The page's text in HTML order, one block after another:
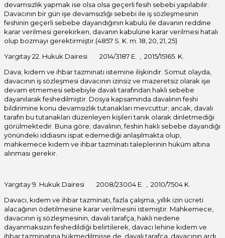
devamsızlık yapmak ise olsa olsa geçerli fesih sebebi yapılabilir.
Davacının bir gün işe devamsızlığı sebebi ile iş sözleşmesinin
feshinin geçerli sebebe dayandığının kabulü ile davanın reddine
karar verilmesi gerekirken, davanın kabulüne karar verilmesi hatalı
olup bozmayı gerektirmiştir.(4857 S. K. m. 18, 20, 21, 25)
Yargıtay 22. Hukuk Dairesi 2014/3187 E. , 2015/15165 K.
Dava; kıdem ve ihbar tazminatı istemine ilişkindir. Somut olayda,
davacının iş sözleşmesi davacının izinsiz ve mazeretsiz olarak işe
devam etmemesi sebebiyle davalı tarafından haklı sebebe
dayanılarak feshedilmiştir. Dosya kapsamında davalının feshi
bildirimine konu devamsızlık tutanakları mevcuttur; ancak, davalı
tarafın bu tutanakları düzenleyen kişileri tanık olarak dinletmediği
görülmektedir. Buna göre; davalının, feshin haklı sebebe dayandığı
yönündeki iddiasını ispat edemediği anlaşılmakta olup,
mahkemece kıdem ve ihbar tazminatı taleplerinin hüküm altına
alınması gerekir.
Yargıtay 9. Hukuk Dairesi 2008/23004 E. , 2010/7504 K.
Davacı, kıdem ve ihbar tazminatı, fazla çalışma, yıllık izin ücreti
alacağının ödetilmesine karar verilmesini istemiştir. Mahkemece,
davacının iş sözleşmesinin, davalı tarafça, haklı nedene
dayanmaksızın feshedildiği belirtilerek, davacı lehine kıdem ve
ihbar tazminatına hükmedilmişse de, davalı tarafça, davacının ardı